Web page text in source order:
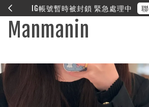
❤︎ 全館滿兩萬享免運
Manmanin